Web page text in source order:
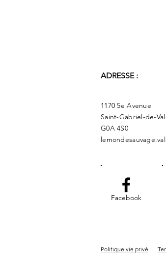
ADRESSE :
1170 5e Avenue
Saint-Gabriel-de-
G0A 4S0
Facebook
Politique vie privé